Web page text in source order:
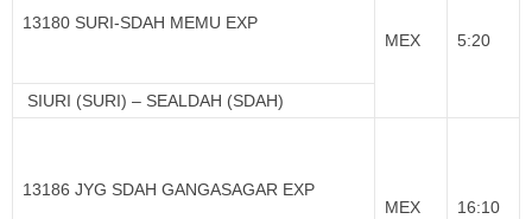
13180 SURI-SDAH MEMU EXP
MEX
5:20
SIURI (SURI) – SEALDAH (SDAH)
13186 JYG SDAH GANGASAGAR EXP
MEX
16:10